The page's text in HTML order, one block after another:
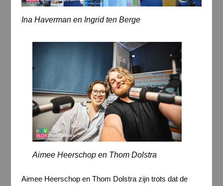
Ina Haverman en Ingrid ten Berge
Aimee Heerschop en Thom Dolstra
Aimee Heerschop en Thom Dolstra zijn trots dat de